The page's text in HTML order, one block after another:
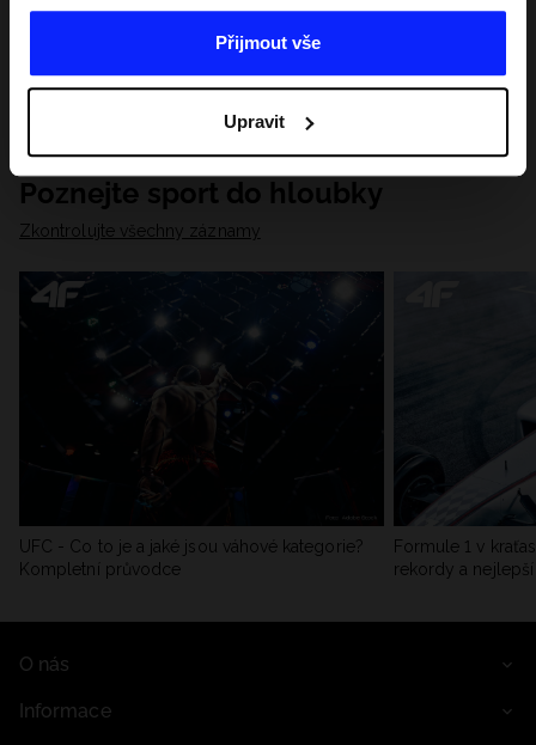
Přijmout vše
Upravit
Poznejte sport do hloubky
Zkontrolujte všechny záznamy
UFC - Co to je a jaké jsou váhové kategorie?
Kompletní průvodce
Formule 1 v
rekordy a
O nás
Informace